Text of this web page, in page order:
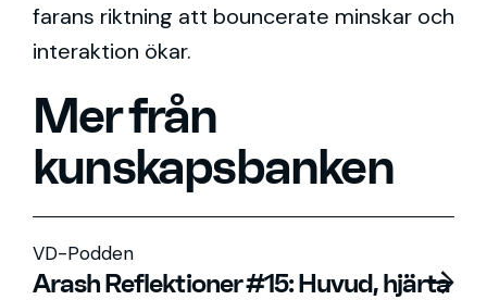
farans riktning att bouncerate minskar och
interaktion ökar.
Mer från
kunskapsbanken
VD-Podden
Arash Reflektioner #15: Huvud, hjärta